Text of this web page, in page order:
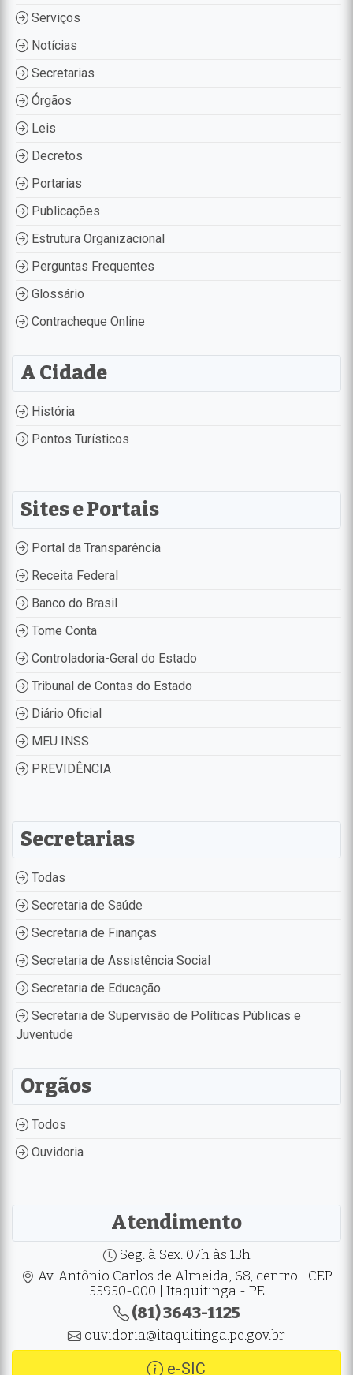
Serviços
Notícias
Secretarias
Órgãos
Leis
Decretos
Portarias
Publicações
Estrutura Organizacional
Perguntas Frequentes
Glossário
Contracheque Online
A Cidade
História
Pontos Turísticos
Sites e Portais
Portal da Transparência
Receita Federal
Banco do Brasil
Tome Conta
Controladoria-Geral do Estado
Tribunal de Contas do Estado
Diário Oficial
MEU INSS
PREVIDÊNCIA
Secretarias
Todas
Secretaria de Saúde
Secretaria de Finanças
Secretaria de Assistência Social
Secretaria de Educação
Secretaria de Supervisão de Políticas Públicas e
Juventude
Orgãos
Todos
Ouvidoria
Atendimento
Seg. à Sex. 07h às 13h
Av. Antônio Carlos de Almeida, 68, centro | CEP
55950-000 | Itaquitinga - PE
(81) 3643-1125
ouvidoria@itaquitinga.pe.gov.br
e-SIC